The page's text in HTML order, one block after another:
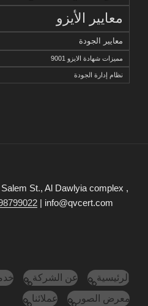
معايير الأيزو
معايير الجودة
مميزات شهادة الايزو 9001
نظام إدارة الجودة
St., Al Dawlyia complex ,
| info@qvcert.com
الرئيسية عن الشركة
معرض الصور
عملائنا